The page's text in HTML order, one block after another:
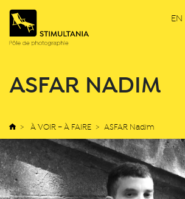
EN
ASFAR NADIM
À VOIR – À FAIRE ASFAR Nadim